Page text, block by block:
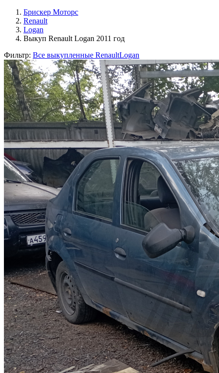
Брискер Моторс
Renault
Logan
Выкуп Renault Logan 2011 год
Фильтр: Все выкупленные RenaultLogan